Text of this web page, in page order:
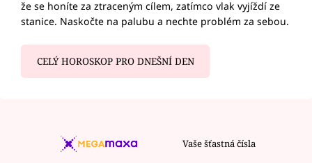
že se honíte za ztraceným cílem, zatímco vlak vyjíždí ze
stanice. Naskočte na palubu a nechte problém za sebou.
CELÝ HOROSKOP PRO DNEŠNÍ DEN
Vaše šťastná čísla